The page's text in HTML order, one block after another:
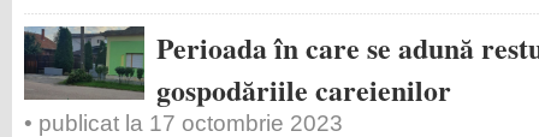
Perioada în care se adună
gospodăriile careienilor
• publicat la 17 octombrie 2023